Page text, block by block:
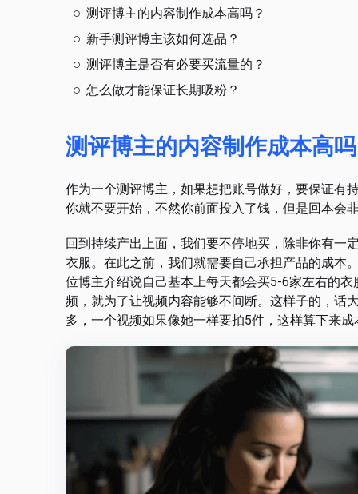
测评博主的内容制作成本高吗？
新手测评博主该如何选品？
测评博主是否有必要买流量的？
怎么做才能保证长期吸粉？
测评博主的内容制作成本高
作为一个测评博主，如果想把账号做好，要保证有
你就不要开始，不然你前面投入了钱，但是回本会
回到持续产出上面，我们要不停地买，除非你有一
衣服。在此之前，我们就需要自己承担产品的成本
位博主介绍说自己基本上每天都会买5-6家左右的
频，就为了让视频内容能够不间断。这样子的，话
多，一个视频如果像她一样要拍5件，这样算下来